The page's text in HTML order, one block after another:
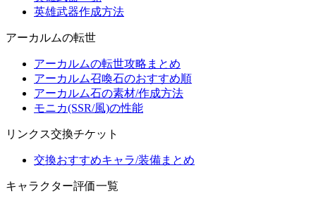
英雄武器作成方法
アーカルムの転世
アーカルムの転世攻略まとめ
アーカルム召喚石のおすすめ順
アーカルム石の素材/作成方法
モニカ(SSR/風)の性能
リンクス交換チケット
交換おすすめキャラ/装備まとめ
キャラクター評価一覧